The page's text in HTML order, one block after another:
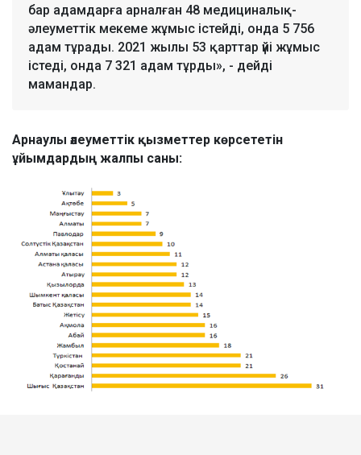
бар адамдарға арналған 48 медициналық-
әлеуметтік мекеме жұмыс істейді, онда 5 756
адам тұрады. 2021 жылы 53 қарттар үйі жұмыс
істеді, онда 7 321 адам тұрды», - дейді
мамандар.
Арнаулы әлеуметтік қызметтер көрсететін
ұйымдардың жалпы саны: